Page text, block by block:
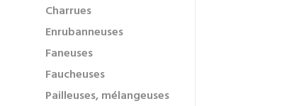
Charrues
Enrubanneuses
Faneuses
Faucheuses
Pailleuses, mélangeuses